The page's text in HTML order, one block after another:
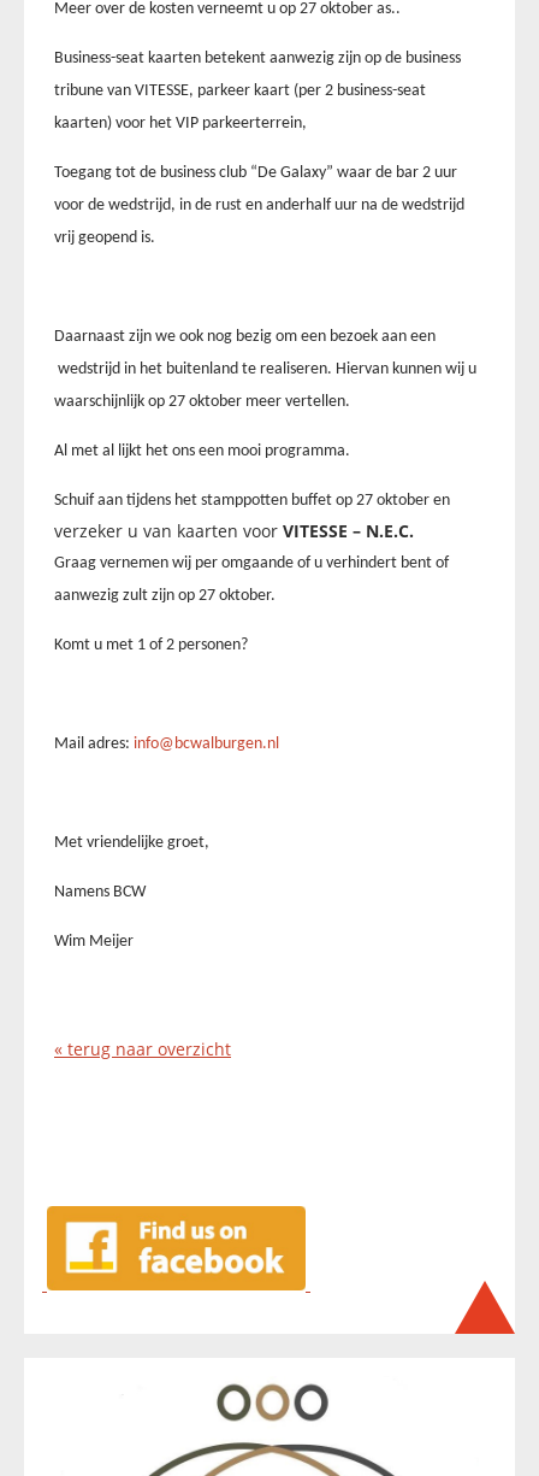
Meer over de kosten verneemt u op 27 oktober as..
Business-seat kaarten betekent aanwezig zijn op de business
tribune van VITESSE, parkeer kaart (per 2 business-seat
kaarten) voor het VIP parkeerterrein,
Toegang tot de business club “De Galaxy” waar de bar 2 uur
voor de wedstrijd, in de rust en anderhalf uur na de wedstrijd
vrij geopend is.
Daarnaast zijn we ook nog bezig om een bezoek aan een
wedstrijd in het buitenland te realiseren. Hiervan kunnen wij u
waarschijnlijk op 27 oktober meer vertellen.
Al met al lijkt het ons een mooi programma.
Schuif aan tijdens het stamppotten buffet op 27 oktober en
verzeker u van kaarten voor VITESSE – N.E.C.
Graag vernemen wij per omgaande of u verhindert bent of
aanwezig zult zijn op 27 oktober.
Komt u met 1 of 2 personen?
Mail adres: info@bcwalburgen.nl
Met vriendelijke groet,
Namens BCW
Wim Meijer
« terug naar overzicht